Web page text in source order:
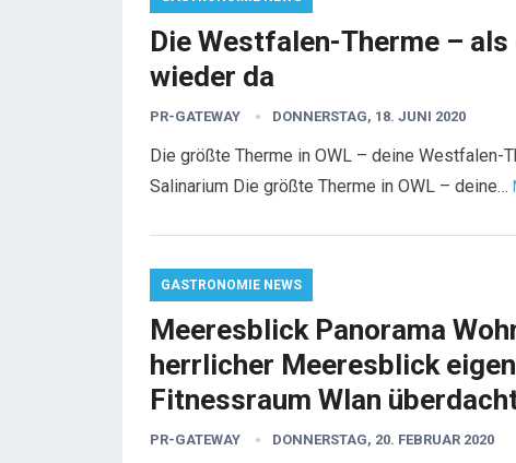
Die Westfalen-Therme –
wieder da
PR-GATEWAY DONNERSTAG, 18. JUNI 2020
Die größte Therme in OWL – deine
Salinarium Die größte Therme in OWL – deine…
GASTRONOMIE NEWS
Meeresblick Panorama
herrlicher Meeresblick
Fitnessraum Wlan
PR-GATEWAY DONNERSTAG, 20. FEBRUAR 2020